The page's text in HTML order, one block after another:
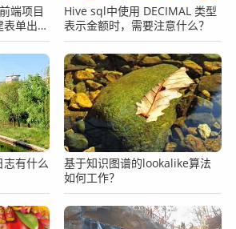
端项目
单出现
Hive sql中使用 DECIMAL 类型
表示金额时，需要注意什么？
志有什么
基于知识图谱的lookalike算法
如何工作？